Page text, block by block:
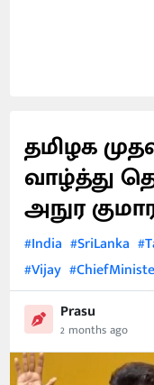
தமிழக
வாழ்த்து
அநுர
#India #SriLanka
#Vijay
Prasu
2 months ago